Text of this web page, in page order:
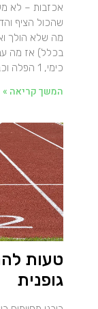
אכזבות – לא
שהכול הציף
מה שלא הולך
כימי, 1 הפלה וכבר לא זוכרת
המשך קריאה »
טעות
גופנית